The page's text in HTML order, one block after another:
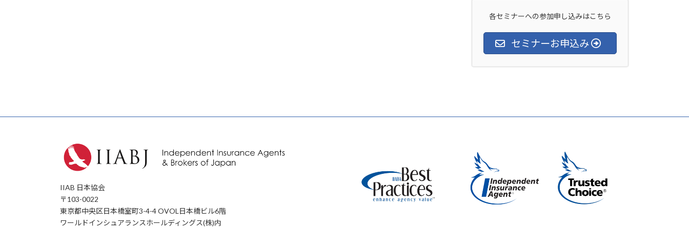
各セミナーへの参加申し込みはこちら
セミナーお申込み
IIAB 日本協会
〒103-0022
東京都中央区日本橋室町3-4-4 OVOL日本橋ビル6階
ワールドインシュアランスホールディングス(株)内